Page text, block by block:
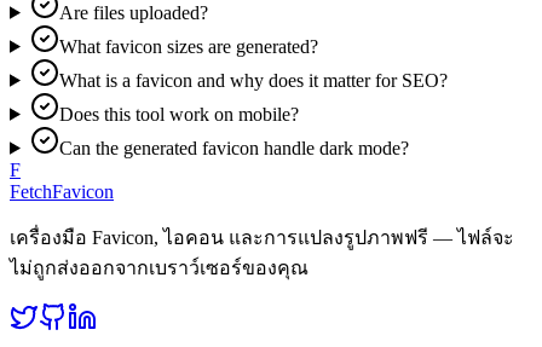
Are files uploaded?
What favicon sizes are generated?
What is a favicon and why does it matter for SEO?
Does this tool work on mobile?
Can the generated favicon handle dark mode?
F
FetchFavicon
เครื่องมือ Favicon, ไอคอน และการแปลงรูปภาพฟรี — ไฟล์จะ
ไม่ถูกส่งออกจากเบราว์เซอร์ของคุณ